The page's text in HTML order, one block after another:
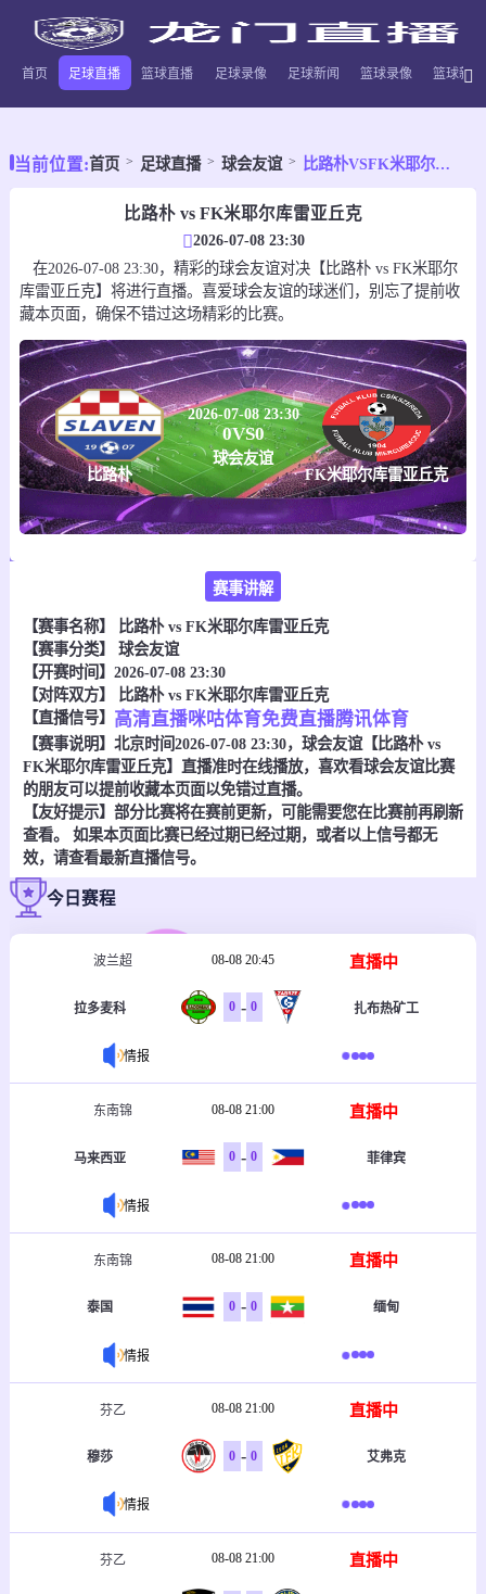
首页 足球直播 篮球直播 足球录像 足球新闻 篮球录像 篮球新闻
当前位置:首页 足球直播 球会友谊 比路朴VSFK米耶尔库雷亚丘克
比路朴 vs FK米耶尔库雷亚丘克
2026-07-08 23:30
在2026-07-08 23:30，精彩的球会友谊对决【比路朴 vs FK米耶尔
库雷亚丘克】将进行直播。喜爱球会友谊的球迷们，别忘了提前收
藏本页面，确保不错过这场精彩的比赛。
比路朴
2026-07-08 23:30
0VS0
球会友谊
FK米耶尔库雷亚丘克
赛事讲解
【赛事名称】
比路朴 vs FK米耶尔库雷亚丘克
【赛事分类】 球会友谊
【开赛时间】2026-07-08 23:30
【对阵双方】
比路朴 vs FK米耶尔库雷亚丘克
【直播信号】 高清直播咪咕体育免费直播腾讯体育
【赛事说明】北京时间2026-07-08 23:30，球会友谊【比路朴 vs
FK米耶尔库雷亚丘克】直播准时在线播放，喜欢看球会友谊比赛
的朋友可以提前收藏本页面以免错过直播。
【友好提示】部分比赛将在赛前更新，可能需要您在比赛前再刷新
查看。 如果本页面比赛已经过期已经过期，或者以上信号都无
效，请查看最新直播信号。
今日赛程
波兰超 08-08 20:45 直播中
拉多麦科 0 - 0 扎布热矿工
情报
东南锦 08-08 21:00 直播中
马来西亚 0 - 0 菲律宾
情报
东南锦 08-08 21:00 直播中
泰国 0 - 0 缅甸
情报
芬乙 08-08 21:00 直播中
穆莎 0 - 0 艾弗克
情报
芬乙 08-08 21:00 直播中